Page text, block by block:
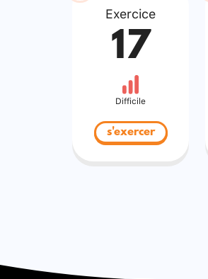
Exercice
17
Difficile
s'exercer